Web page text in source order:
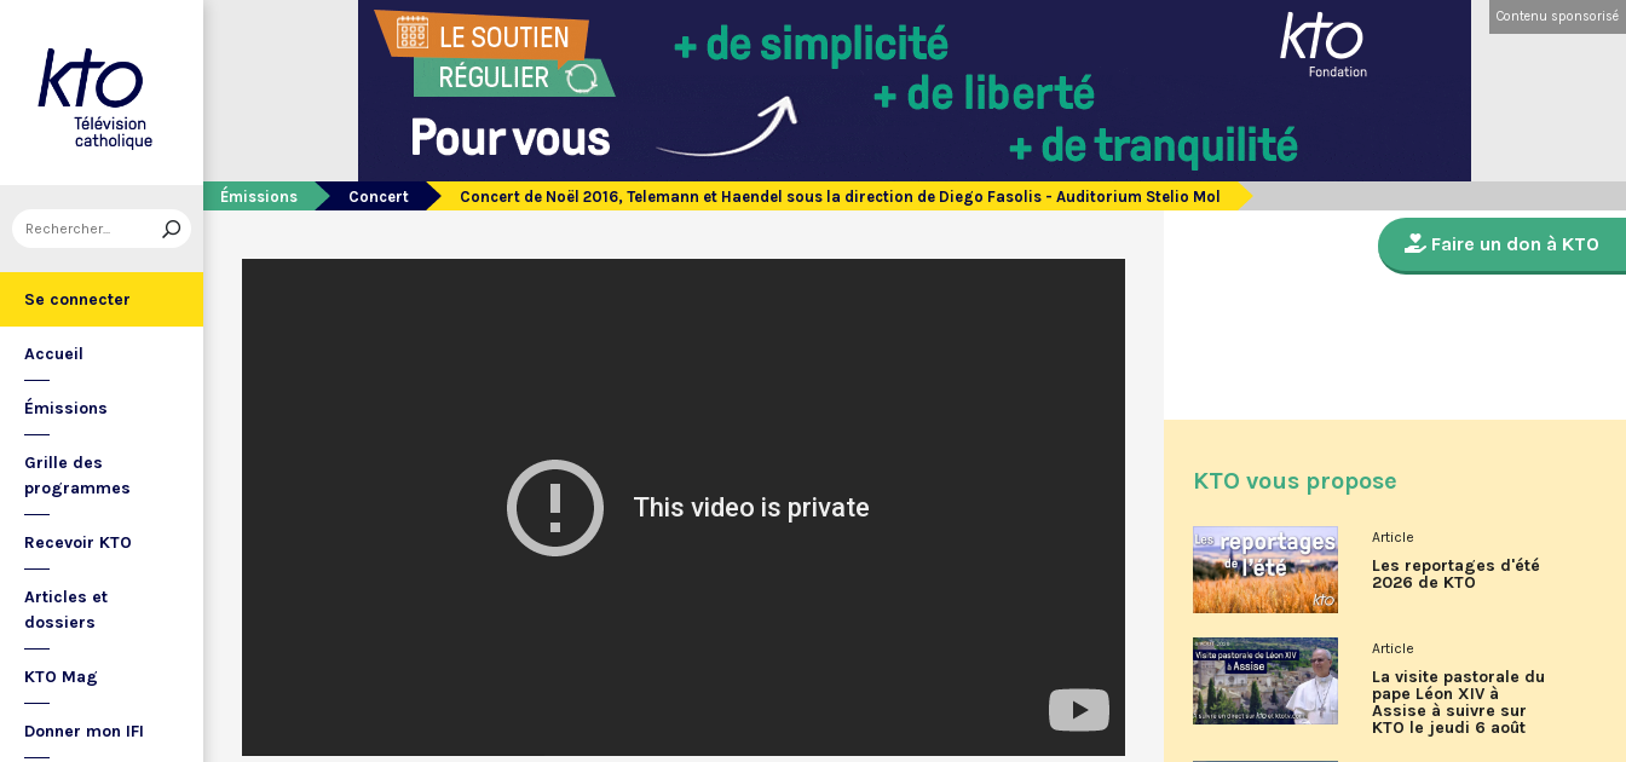
Se connecter
Accueil
Émissions
Grille des
programmes
Recevoir KTO
Articles et
dossiers
KTO Mag
Donner mon IFI
Contenu sponsorisé
Émissions Concert Concert de Noël 2016, Telemann et Haendel sous la direction de Diego Fasolis - Auditorium Stelio Mol
Faire un don à KTO
KTO vous propose
Article
Les reportages d'été
2026 de KTO
Article
La visite pastorale du
pape Léon XIV à
Assise à suivre sur
KTO le jeudi 6 août